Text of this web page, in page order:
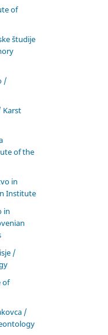
of
študije
/
Karst
of the
in
Institute
in
/
of
/